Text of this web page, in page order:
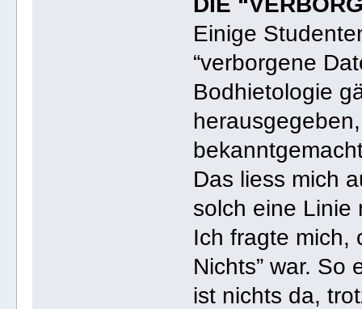
Einige
“verborgene
Bodhietologie
Das liess mich
solch eine Linie
Ich fragte mich,
Nichts” war. So
ist nichts da,